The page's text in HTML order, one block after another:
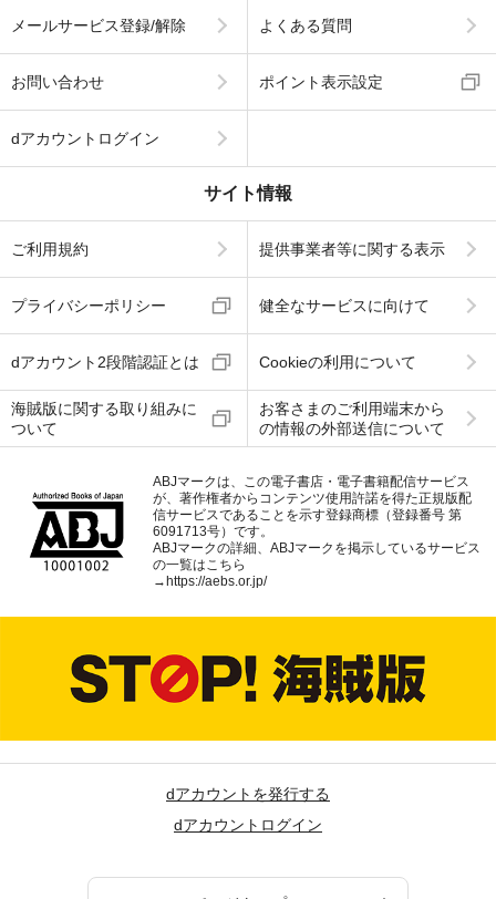
メールサービス登録/解除 よくある質問
お問い合わせ ポイント表示設定
dアカウントログイン
サイト情報
ご利用規約 提供事業者等に関する表示
プライバシーポリシー 健全なサービスに向けて
dアカウント2段階認証とは Cookieの利用について
海賊版に関する取り組みに
ついて
お客さまのご利用端末から
の情報の外部送信について
ABJマークは、この電子書店・電子書籍配信サービス
が、著作権者からコンテンツ使用許諾を得た正規版配
信サービスであることを示す登録商標（登録番号 第
6091713号）です。
ABJマークの詳細、ABJマークを掲示しているサービス
の一覧はこちら
→https://aebs.or.jp/
dアカウントを発行する
dアカウントログイン